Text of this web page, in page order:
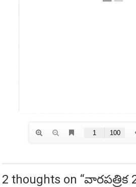
2 thoughts on “వారపత్రిక